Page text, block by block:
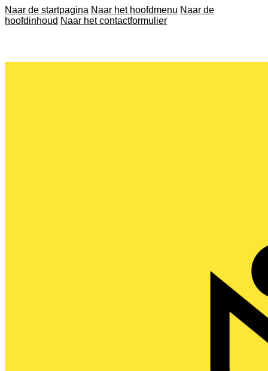
Naar de startpagina Naar het hoofdmenu Naar de
hoofdinhoud Naar het contactformulier